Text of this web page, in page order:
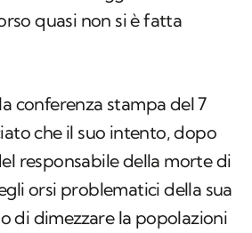
quasi non si è fatta
conferenza stampa del 7
che il suo intento, dopo
responsabile della morte di
orsi problematici della sua
di dimezzare la popolazioni